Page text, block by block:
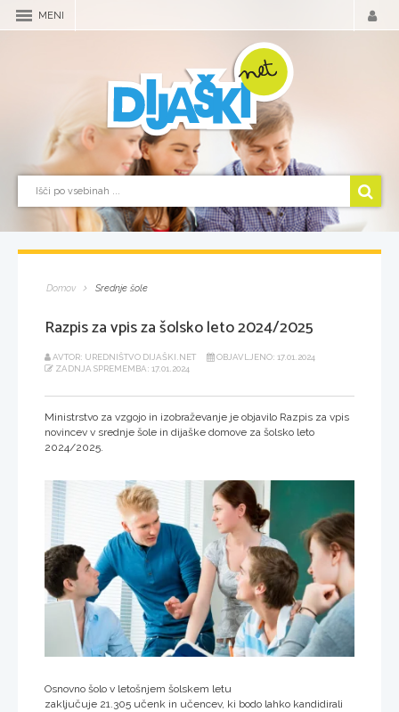
MENI
Domov Srednje šole
Razpis za vpis za šolsko leto 2024/2025
AVTOR: UREDNIŠTVO DIJAŠKI.NET
OBJAVLJENO: 17.01.2024
ZADNJA SPREMEMBA: 17.01.2024
Ministrstvo za vzgojo in izobraževanje je objavilo Razpis za vpis
novincev v srednje šole in dijaške domove za šolsko leto
2024/2025.
Osnovno šolo v letošnjem šolskem letu
zaključuje 21.305 učenk in učencev, ki bodo lahko kandidirali